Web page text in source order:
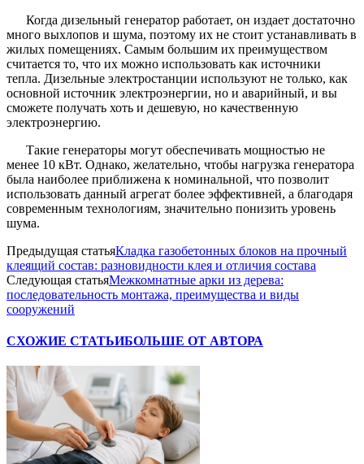
Когда дизельный генератор работает, он издает достаточно
много выхлопов и шума, поэтому их не стоит устанавливать в
жилых помещениях. Самым большим их преимуществом
считается то, что их можно использовать как источники
тепла. Дизельные электростанции используют не только, как
основной источник электроэнергии, но и аварийный, и вы
сможете получать хоть и дешевую, но качественную
электроэнергию.
Такие генераторы могут обеспечивать мощностью не
менее 10 кВт. Однако, желательно, чтобы нагрузка генератора
была наиболее приближена к номинальной, что позволит
использовать данный агрегат более эффективней, а благодаря
современным технологиям, значительно понизить уровень
шума.
Предыдущая статьяКладка газобетонных блоков на прочный
клеящий состав: разновидности клея и отличия состава
Следующая статьяМежкомнатные арки из дерева:
последовательность монтажа, преимущества и виды
сооружений
СХОЖИЕ СТАТЬИБОЛЬШЕ ОТ АВТОРА